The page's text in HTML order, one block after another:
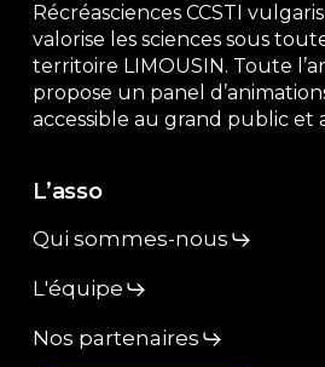
Récréasciences CCSTI
valorise les sciences sous
territoire LIMOUSIN. Toute
propose un panel
accessible au grand public et
L’asso
Qui sommes-nous
L'équipe
Nos partenaires